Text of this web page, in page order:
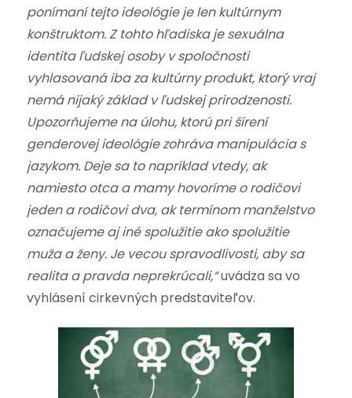
ponímaní tejto ideológie je len kultúrnym
konštruktom. Z tohto hľadiska je sexuálna
identita ľudskej osoby v spoločnosti
vyhlasovaná iba za kultúrny produkt, ktorý vraj
nemá nijaký základ v ľudskej prirodzenosti.
Upozorňujeme na úlohu, ktorú pri šírení
genderovej ideológie zohráva manipulácia s
jazykom. Deje sa to napríklad vtedy, ak
namiesto otca a mamy hovoríme o rodičovi
jeden a rodičovi dva, ak termínom manželstvo
označujeme aj iné spolužitie ako spolužitie
muža a ženy. Je vecou spravodlivosti, aby sa
realita a pravda neprekrúcali,“uvádza sa vo
vyhlásení cirkevných predstaviteľov.